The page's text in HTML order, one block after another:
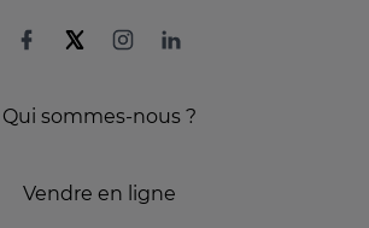
Qui sommes-nous ?
Vendre en ligne